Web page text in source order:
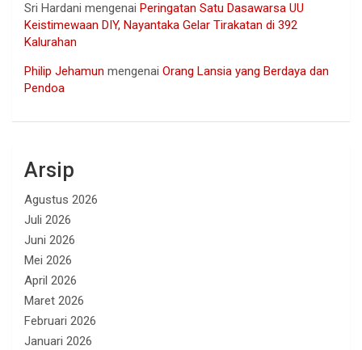
Sri Hardani mengenai Peringatan Satu Dasawarsa UU
Keistimewaan DIY, Nayantaka Gelar Tirakatan di 392
Kalurahan
Philip Jehamun mengenai Orang Lansia yang Berdaya dan
Pendoa
Arsip
Agustus 2026
Juli 2026
Juni 2026
Mei 2026
April 2026
Maret 2026
Februari 2026
Januari 2026